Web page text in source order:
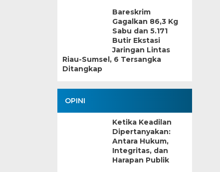
Bareskrim
Gagalkan 86,3 Kg
Sabu dan 5.171
Butir Ekstasi
Jaringan Lintas
Riau-Sumsel, 6 Tersangka
Ditangkap
OPINI
Ketika Keadilan
Dipertanyakan:
Antara Hukum,
Integritas, dan
Harapan Publik